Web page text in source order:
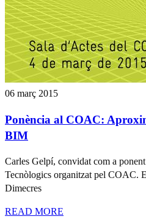
06 març 2015
Ponència al COAC:
BIM
Carles Gelpí, convidat com a
Tecnòlogics organitzat pel COAC.
Dimecres
READ MORE